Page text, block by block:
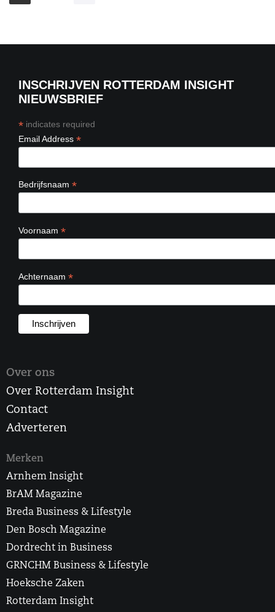
INSCHRIJVEN ROTTERDAM INSIGHT
NIEUWSBRIEF
* indicates required
Email Address *
Bedrijfsnaam *
Voornaam *
Achternaam *
Over ons
Over Rotterdam Insight
Contact
Adverteren
Merken
Arnhem Insight
BrAM Magazine
Breda Business & Lifestyle
Den Bosch Magazine
Dordrecht in Business
GRNCHM Business & Lifestyle
Hoeksche Zaken
Rotterdam Insight